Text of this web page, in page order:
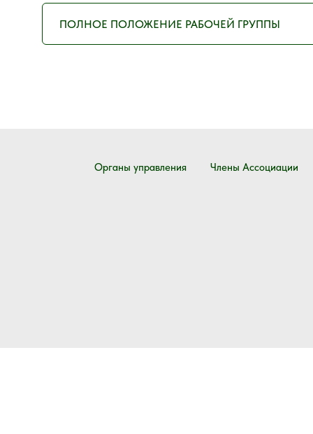
ПОЛНОЕ ПОЛОЖЕНИЕ РАБОЧЕЙ ГРУППЫ
Органы управления Члены Ассоциации